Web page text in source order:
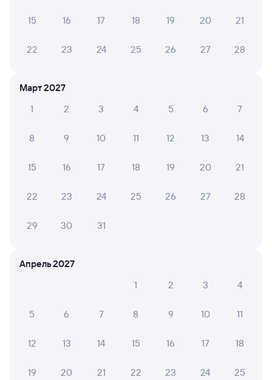
15 16 17 18 19 20 21
22 23 24 25 26 27 28
Март 2027
1
2 3 4 5 6 7
8 9 10 11 12 13 14
15 16 17 18 19 20 21
22 23 24 25 26 27 28
29 30 31
Апрель 2027
1
2 3 4
5 6 7 8 9 10 11
12 13 14 15 16 17 18
19 20 21 22 23 24 25